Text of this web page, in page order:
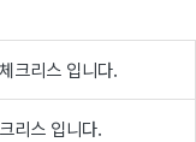
크리스 입니다.
리스 입니다.